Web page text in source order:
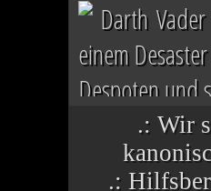
Darth
einem
Despoten und
Chaos.: Wir
.: